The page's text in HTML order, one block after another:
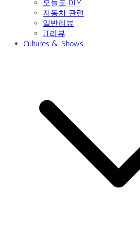
오늘도 DIY
자동차 관련
일반리뷰
IT리뷰
Cultures & Shows